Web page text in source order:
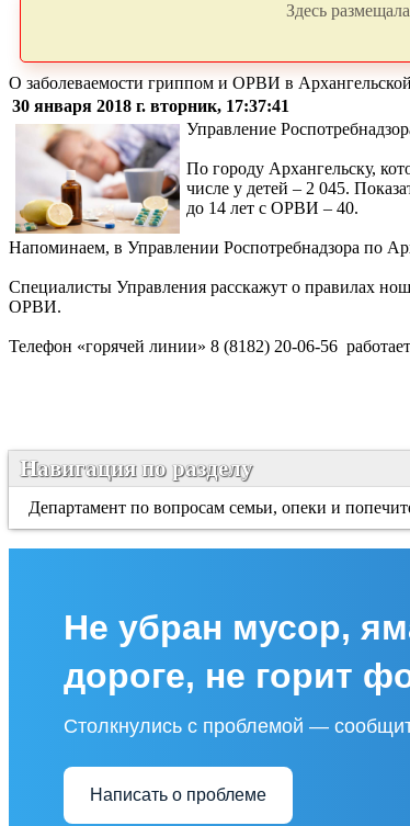
Здесь
О заболеваемости гриппом и ОРВИ в
30 января 2018 г. вторник, 17:37:41
Управление
По городу Архангельску,
числе у детей – 2 045.
до 14 лет с ОРВИ – 40.
Напоминаем, в Управлении Роспотребнадзора по
Специалисты Управления расскажут о правилах
ОРВИ.
Телефон «горячей линии» 8 (8182) 20-06-56
Навигация по разделу
Департамент по вопросам семьи, опеки и
Не убран мусор,
дороге, не горит
Столкнулись с проблемой —
Написать о проблеме